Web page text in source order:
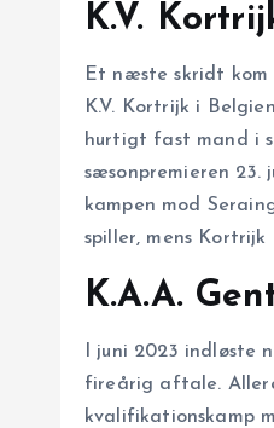
K.V.
Et næste skridt kom
K.V. Kortrijk i
hurtigt fast mand i
sæsonpremieren 23.
kampen mod
spiller, mens
K.A.A.
I juni 2023 indløste
fireårig aftale.
kvalifikationskamp